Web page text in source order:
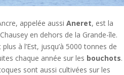
appelée aussi Aneret, est la
en dehors de la Grande-île.
à l’Est, jusqu’à 5000 tonnes de
chaque année sur les bouchots.
sont aussi cultivées sur les